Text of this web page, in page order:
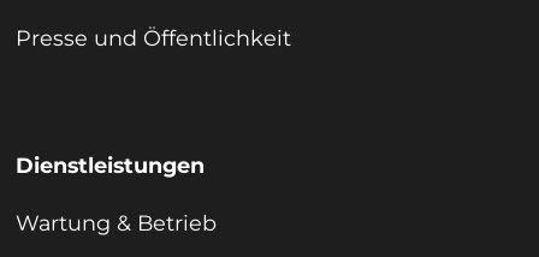
Presse und Öffentlichkeit
Dienstleistungen
Wartung & Betrieb